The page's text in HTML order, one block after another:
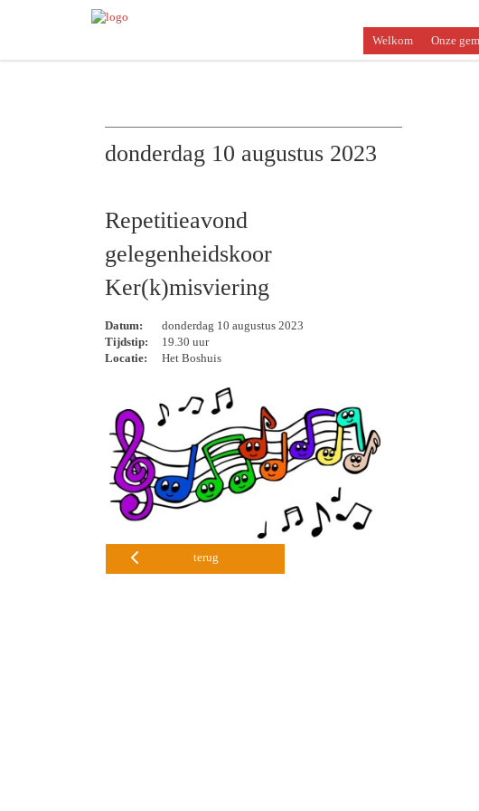
Welkom Onze
donderdag 10 augustus 2023
Repetitieavond
gelegenheidskoor
Ker(k)misviering
Datum:
donderdag 10 augustus 2023
Tijdstip:
19.30 uur
Locatie:
Het Boshuis
terug